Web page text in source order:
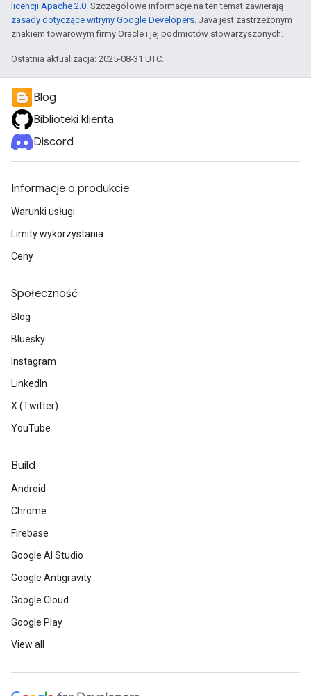
licencji Apache 2.0. Szczegółowe informacje na ten temat zawierają
zasady dotyczące witryny Google Developers. Java jest zastrzeżonym
znakiem towarowym firmy Oracle i jej podmiotów stowarzyszonych.
Ostatnia aktualizacja: 2025-08-31 UTC.
Blog
Biblioteki klienta
Discord
Informacje o produkcie
Warunki usługi
Limity wykorzystania
Ceny
Społeczność
Blog
Bluesky
Instagram
LinkedIn
X (Twitter)
YouTube
Build
Android
Chrome
Firebase
Google AI Studio
Google Antigravity
Google Cloud
Google Play
View all